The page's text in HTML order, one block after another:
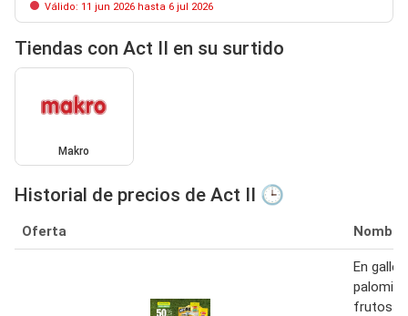
Válido: 11 jun 2026 hasta 6 jul 2026
Tiendas con Act II en su surtido
Makro
Historial de precios de Act II 🕒
Oferta Nombre
En
frutos